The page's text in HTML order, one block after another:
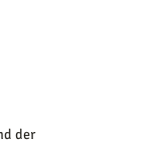
der